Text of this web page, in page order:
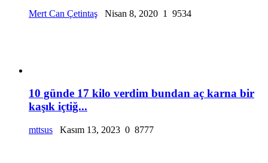
Mert Can Çetintaş Nisan 8, 2020 1 9534
10 günde 17 kilo verdim bundan aç karna bir
kaşık içtiğ...
mttsus Kasım 13, 2023 0 8777